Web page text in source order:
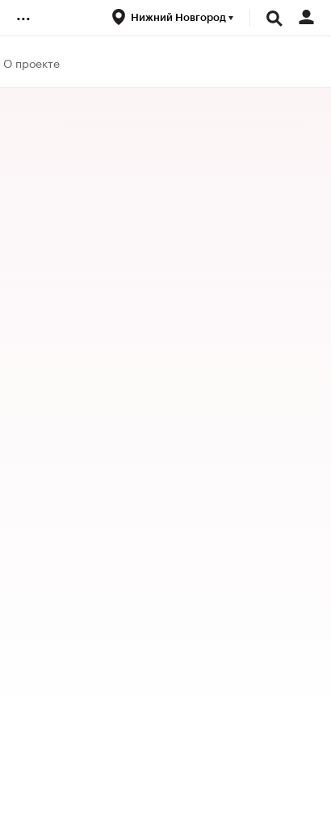
... Нижний Новгород
О проекте